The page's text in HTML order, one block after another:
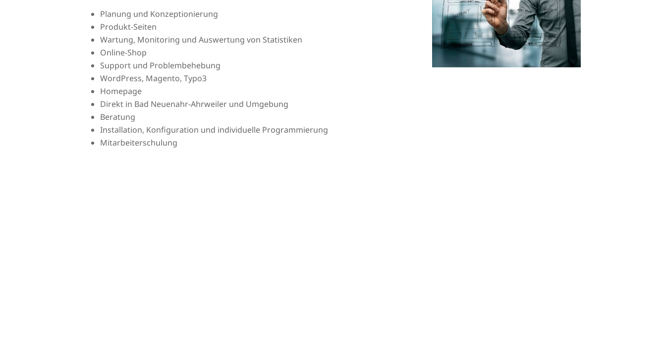
Planung und Konzeptionierung
Produkt-Seiten
Wartung, Monitoring und Auswertung von Statistiken
Online-Shop
Support und Problembehebung
WordPress, Magento, Typo3
Homepage
Direkt in Bad Neuenahr-Ahrweiler und Umgebung
Beratung
Installation, Konfiguration und individuelle Programmierung
Mitarbeiterschulung